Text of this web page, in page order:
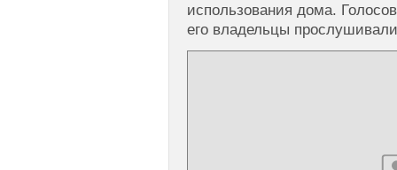
использования дома.
его владельцы